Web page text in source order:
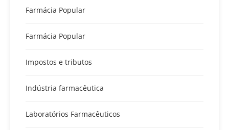
Farmácia Popular
Farmácia Popular
Impostos e tributos
Indústria farmacêutica
Laboratórios Farmacêuticos